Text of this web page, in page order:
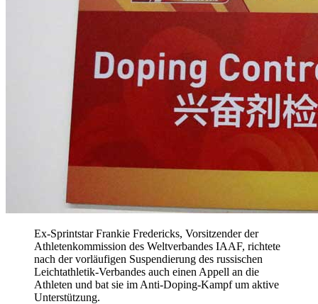
Ex-Sprintstar Frankie Fredericks, Vorsitzender der
Athletenkommission des Weltverbandes IAAF, richtete
nach der vorläufigen Suspendierung des russischen
Leichtathletik-Verbandes auch einen Appell an die
Athleten und bat sie im Anti-Doping-Kampf um aktive
Unterstützung.